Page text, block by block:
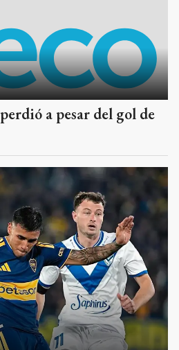
a pesar del gol de